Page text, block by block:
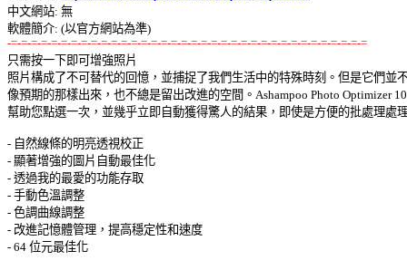
中文網站: 無
-=-=-=-=-=-=-=-=-=-=-=-=-=-=-=-=-=-=-=-=-=-=-=-=-=-=-=-=-=-=-=-=-=-=-=-=
只需按一下即可增強照片
照片構成了不可替代的回憶，並捕捉了我們生活中的特殊時刻。但是它們並
像預期的那樣出來，也不總是留出改進的空間。Ashampoo Photo Optimizer
幫助您點選一次，並幾乎立即自動獲得驚人的結果，即使是方便的批處理處
- 自然線條的明亮透視校正
- 顯著增強的圖片自動最佳化
- 透過我的最愛的功能存取
- 手動色溫調整
- 色調曲線調整
- 改進記憶體管理，提高穩定性和速度
- 64 位元最佳化